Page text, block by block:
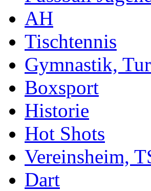
AH
Tischtennis
Gymnastik,
Boxsport
Historie
Hot Shots
Vereinsheim,
Dart